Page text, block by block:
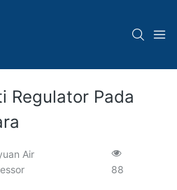
Regulator Pada
Air
88